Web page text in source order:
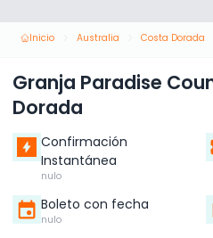
Inicio Australia Costa Dorada
Granja Paradise
Dorada
Confirmación
Instantánea
nulo
Boleto con fecha
nulo